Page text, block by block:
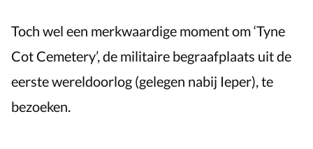
Toch wel een merkwaardige moment om ‘Tyne
Cot Cemetery’, de militaire begraafplaats uit de
eerste wereldoorlog (gelegen nabij Ieper), te
bezoeken.